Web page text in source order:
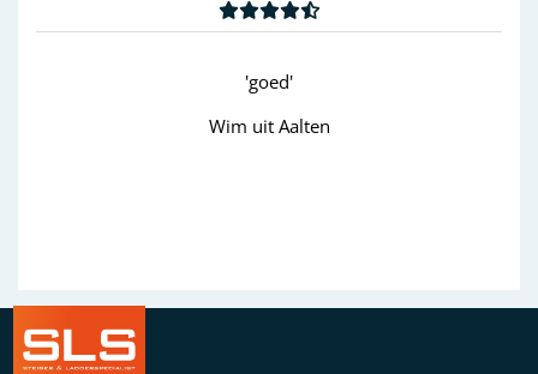
'goed'
Wim uit Aalten